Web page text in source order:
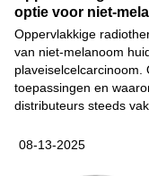
optie voor niet-
Oppervlakkige
van niet-melanoom
plaveiselcelcarcinoom.
toepassingen en
distributeurs steeds
08-13-2025